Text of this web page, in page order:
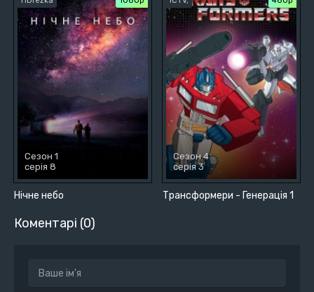
Нічне небо
Сезон 1
серія 8
Трансформери - Генерація 1
Сезон 4
серія 3
Коментарі (0)